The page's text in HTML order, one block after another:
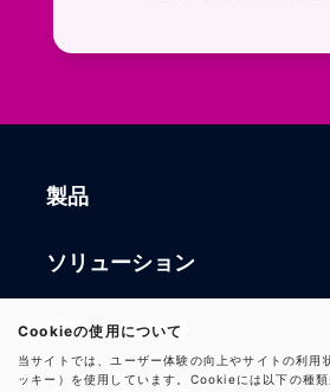
製品
製品一覧
RFIDリーダー
ソリューション
RFIDソリューション
RFIDとセンサー
技術・サポート
Cookieの使用について
当サイトでは、ユーザー体験の向上やサイトの利
ッキー）を使用しています。Cookieには以下の種類